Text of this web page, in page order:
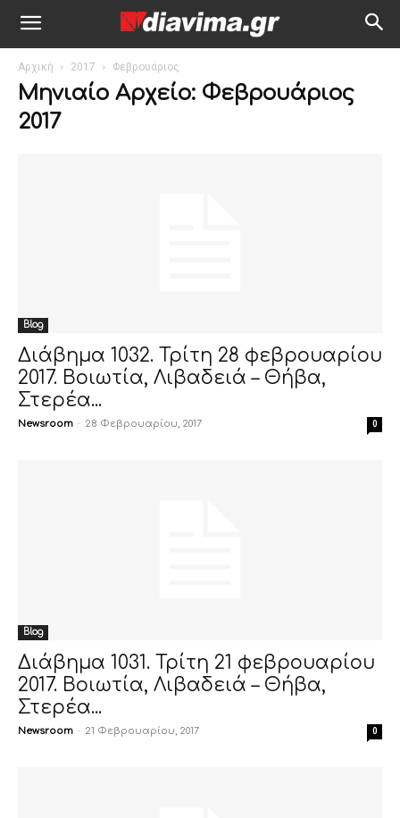
Αρχική 2017 Φεβρουάριος
Μηνιαίο Αρχείο: Φεβρουάριος
2017
Blog
Διάβημα 1032. Τρίτη 28 φεβρουαρίου
2017. Βοιωτία, Λιβαδειά – Θήβα,
Στερέα...
Newsroom - 28 Φεβρουαρίου, 2017 0
Blog
Διάβημα 1031. Τρίτη 21 φεβρουαρίου
2017. Βοιωτία, Λιβαδειά – Θήβα,
Στερέα...
Newsroom - 21 Φεβρουαρίου, 2017 0